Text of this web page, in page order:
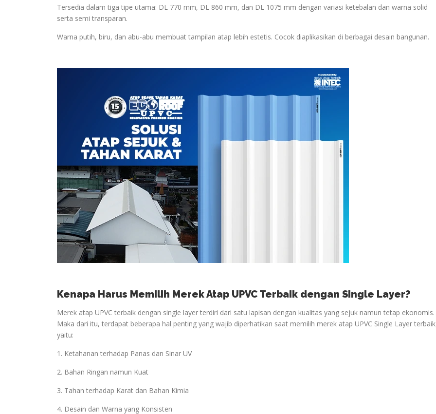
Tersedia dalam tiga tipe utama: DL 770 mm, DL 860 mm, dan DL 1075 mm dengan variasi ketebalan dan warna solid
serta semi transparan.
Warna putih, biru, dan abu-abu membuat tampilan atap lebih estetis. Cocok diaplikasikan di berbagai desain bangunan.
Kenapa Harus Memilih Merek Atap UPVC Terbaik dengan Single Layer?
Merek atap UPVC terbaik dengan single layer terdiri dari satu lapisan dengan kualitas yang sejuk namun tetap ekonomis.
Maka dari itu, terdapat beberapa hal penting yang wajib diperhatikan saat memilih merek atap UPVC Single Layer
yaitu:
1. Ketahanan terhadap Panas dan Sinar UV
2. Bahan Ringan namun Kuat
3. Tahan terhadap Karat dan Bahan Kimia
4. Desain dan Warna yang Konsisten